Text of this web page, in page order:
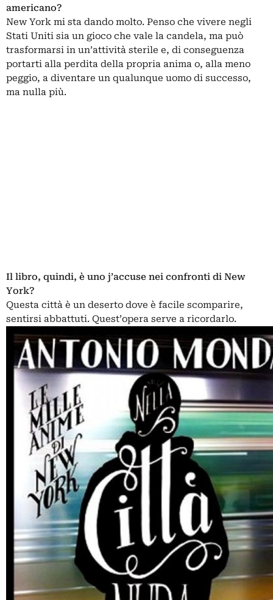
americano?
New York mi sta dando molto. Penso che vivere negli
Stati Uniti sia un gioco che vale la candela, ma può
trasformarsi in un’attività sterile e, di conseguenza
portarti alla perdita della propria anima o, alla meno
peggio, a diventare un qualunque uomo di successo,
ma nulla più.
Il libro, quindi, è uno j’accuse nei confronti di New
York?
Questa città è un deserto dove è facile scomparire,
sentirsi abbattuti. Quest’opera serve a ricordarlo.